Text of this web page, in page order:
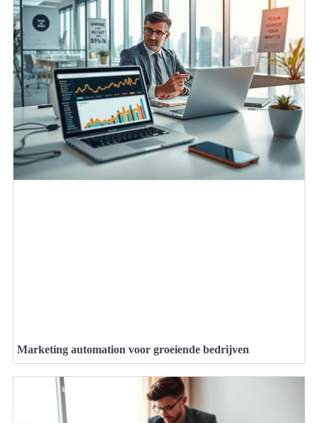
Marketing automation voor groeiende bedrijven